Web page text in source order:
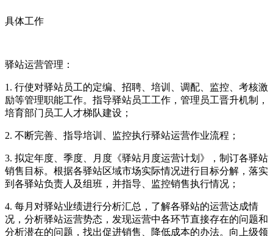
具体工作
驿站运营管理：
1. 行使对驿站员工的定编、招聘、培训、调配、监控、考核激
励等管理职能工作。指导驿站员工工作，管理员工晋升机制，
培育部门员工人才梯队建设；
2. 不断完善、指导培训、监控执行驿站运营作业流程；
3. 拟定年度、季度、月度《驿站月度运营计划》，制订各驿站
销售目标。根据各驿站区域市场实际情况进行目标分解，落实
到各驿站负责人及组班，并指导、监控销售执行情况；
4. 每月对驿站业绩进行分析汇总，了解各驿站的运营达成情
况，分析驿站运营势态，发现运营中各环节直接存在的问题和
分析潜在的问题，找出促进销售、降低成本的办法。向上级领